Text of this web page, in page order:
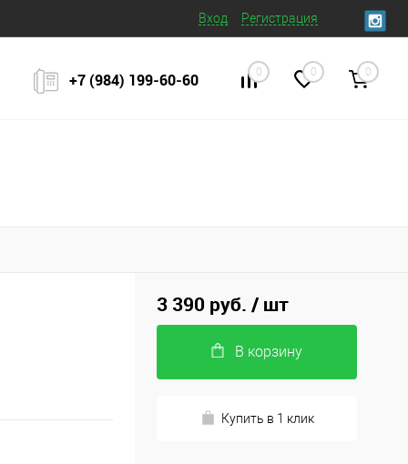
Вход Регистрация
+7 (984) 199‒60‒60 0 0 0
3 390 руб. / шт
В корзину
Купить в 1 клик